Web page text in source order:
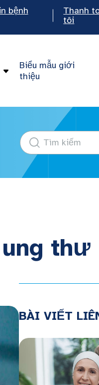
bệnh
Thanh
tôi
Biểu mẫu giới
thiệu
thư
BÀI VIẾT